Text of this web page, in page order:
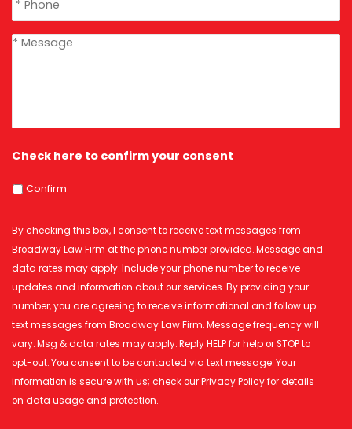
message
Check here to confirm your consent
Confirm
By checking this box, I consent to receive text messages from
Broadway Law Firm at the phone number provided. Message and
data rates may apply. Include your phone number to receive
updates and information about our services. By providing your
number, you are agreeing to receive informational and follow up
text messages from Broadway Law Firm. Message frequency will
vary. Msg & data rates may apply. Reply HELP for help or STOP to
opt-out. You consent to be contacted via text message. Your
information is secure with us; check ourPrivacy Policyfor details
on data usage and protection.